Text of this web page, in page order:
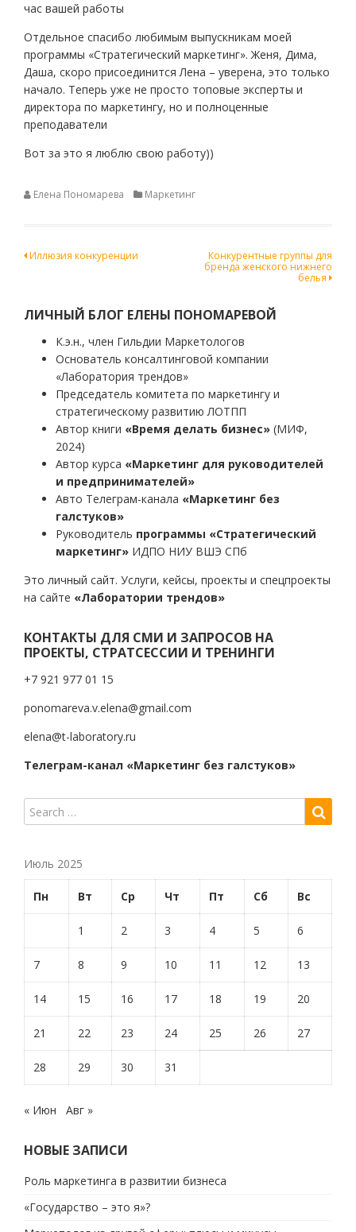
час вашей работы
Отдельное спасибо любимым выпускникам моей
программы «Стратегический маркетинг». Женя, Дима,
Даша, скоро присоединится Лена – уверена, это только
начало. Теперь уже не просто топовые эксперты и
директора по маркетингу, но и полноценные
преподаватели
Вот за это я люблю свою работу))
Елена Пономарева Маркетинг
Навигация
записям
Иллюзия конкуренции
Конкурентные группы для
бренда женского нижнего
белья
ЛИЧНЫЙ БЛОГ ЕЛЕНЫ ПОНОМАРЕВОЙ
К.э.н., член Гильдии Маркетологов
Основатель консалтинговой компании
«Лаборатория трендов»
Председатель комитета по маркетингу и
стратегическому развитию ЛОТПП
Автор книги «Время делать бизнес» (МИФ,
2024)
Автор курса «Маркетинг для руководителей
и предпринимателей»
Авто Телеграм-канала «Маркетинг без
галстуков»
Руководитель программы «Стратегический
маркетинг» ИДПО НИУ ВШЭ СПб
Это личный сайт. Услуги, кейсы, проекты и спецпроекты
на сайте «Лаборатории трендов»
КОНТАКТЫ ДЛЯ СМИ И ЗАПРОСОВ НА
ПРОЕКТЫ, СТРАТСЕССИИ И ТРЕНИНГИ
+7 921 977 01 15
ponomareva.v.elena@gmail.com
elena@t-laboratory.ru
Телеграм-канал «Маркетинг без галстуков»
Июль 2025
Пн Вт Ср Чт Пт Сб Вс
1 2 3 4 5 6
7 8 9 10 11 12 13
14 15 16 17 18 19 20
21 22 23 24 25 26 27
28 29 30 31
« Июн Авг »
НОВЫЕ ЗАПИСИ
Роль маркетинга в развитии бизнеса
«Государство – это я»?